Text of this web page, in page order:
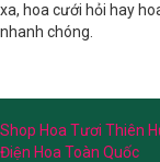
xa, hoa cưới hỏi hay
nhanh chóng.
Shop Hoa Tươi Thiên
Điện Hoa Toàn Quốc